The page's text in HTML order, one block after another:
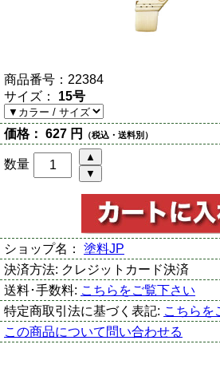
商品番号： 22384
サイズ： 15号
価格： 627 円 （税込・送料別）
数量
ショップ名： 塗料JP
決済方法: クレジットカード決済
送料･手数料: こちらをご覧下さい
特定商取引法に基づく表記: こちらを
この商品について問い合わせる